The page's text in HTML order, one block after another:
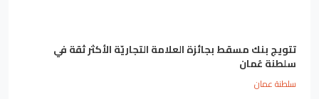
تتويج بنك مسقط بجائزة العلامة التجاريّة الأكثر ثقة في
سلطنة عُمان
سلطنة عمان